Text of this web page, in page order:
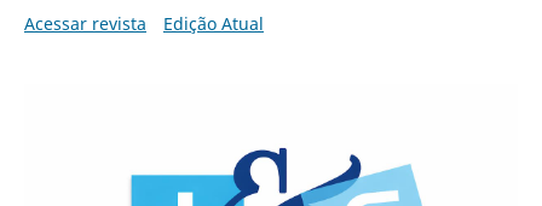
Acessar revista
Edição Atual